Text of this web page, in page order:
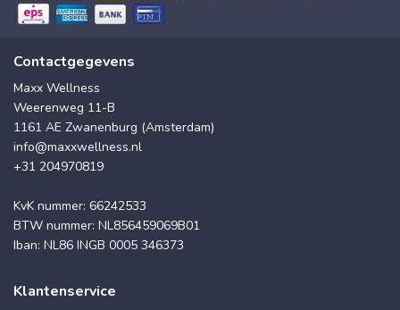
Contactgegevens
Maxx Wellness
Weerenweg 11-B
1161 AE Zwanenburg (Amsterdam)
info@maxxwellness.nl
+31 204970819
KvK nummer: 66242533
BTW nummer: NL856459069B01
Iban: NL86 INGB 0005 346373
Klantenservice